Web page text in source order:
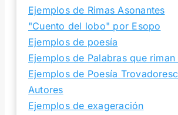
Ejemplos de Rimas Asonantes
"Cuento del lobo" por Esopo
Ejemplos de poesía
Ejemplos de Palabras que
Ejemplos de Poesía
Autores
Ejemplos de exageración